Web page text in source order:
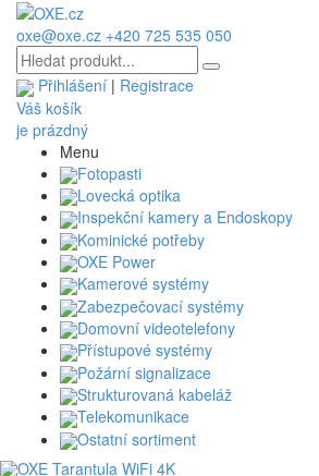
oxe@oxe.cz +420 725 535 050
Přihlášení | Registrace
Váš košík
je prázdný
Menu
Fotopasti
Lovecká optika
Inspekční kamery a Endoskopy
Kominické potřeby
OXE Power
Kamerové systémy
Zabezpečovací systémy
Domovní videotelefony
Přístupové systémy
Požární signalizace
Strukturovaná kabeláž
Telekomunikace
Ostatní sortiment